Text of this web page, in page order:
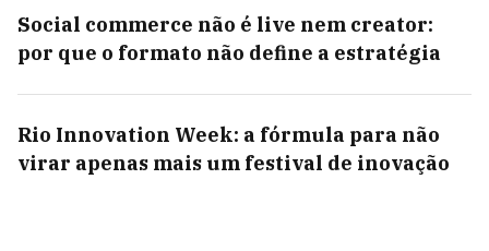
Social commerce não é live nem creator:
por que o formato não define a estratégia
Rio Innovation Week: a fórmula para não
virar apenas mais um festival de inovação